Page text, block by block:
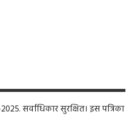
सर्वाधिकार सुरक्षित। इस पत्रिका